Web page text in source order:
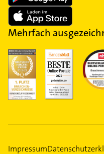
Mehrfach
Impressum